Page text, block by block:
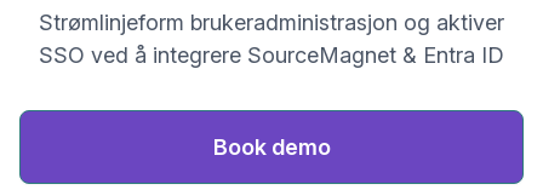
Strømlinjeform brukeradministrasjon og aktiver
SSO ved å integrere SourceMagnet & Entra ID
Book demo